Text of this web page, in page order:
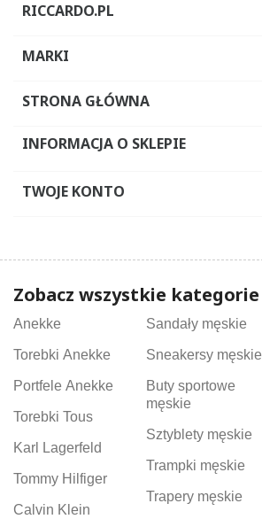
RICCARDO.PL
MARKI
STRONA GŁÓWNA
INFORMACJA O SKLEPIE
TWOJE KONTO
Zobacz wszystkie kategorie
Anekke
Torebki Anekke
Portfele Anekke
Torebki Tous
Karl Lagerfeld
Tommy Hilfiger
Calvin Klein
Sandały męskie
Sneakersy męskie
Buty sportowe
męskie
Sztyblety męskie
Trampki męskie
Trapery męskie